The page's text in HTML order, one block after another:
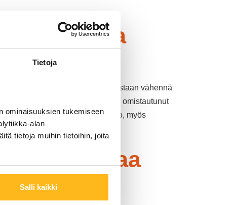
Tietoja
ominaisuuksien tukemiseen
alan
tietoja muihin tietoihin, joita
Salli kaikki
maksaa
energiaa. Se ei ainoastaan vähennä
johtava aurinkoenergiayhtiö, on omistautunut
on paitsi ympäristöteko, myös